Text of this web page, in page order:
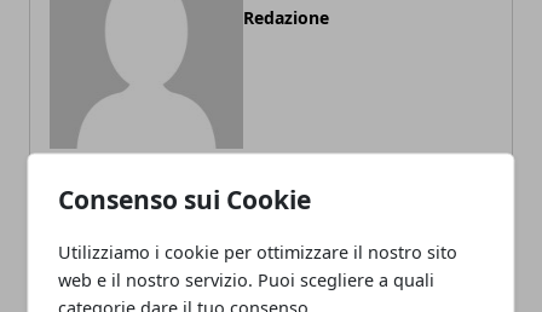
Consenso sui Cookie
Utilizziamo i cookie per ottimizzare il nostro sito
web e il nostro servizio. Puoi scegliere a quali
categorie dare il tuo consenso.
Redazione
ARTICOLI CORRELATI